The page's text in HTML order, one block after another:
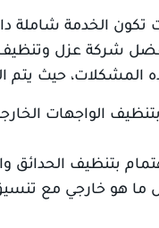
الخدمة شاملة
شركة عزل وتنظيف
حيث يتم
الواجهات
بتنظيف الحدائق
ما هو خارجي مع